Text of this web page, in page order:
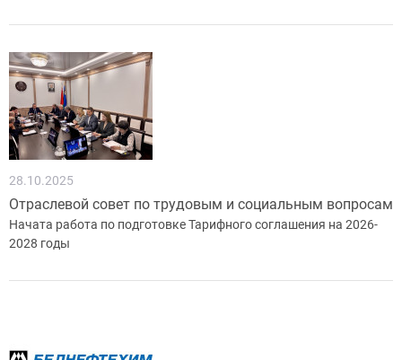
28.10.2025
Отраслевой совет по трудовым и социальным вопросам
Начата работа по подготовке Тарифного соглашения на 2026-
2028 годы